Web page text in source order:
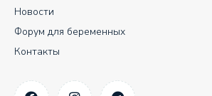
Новости
Форум для беременных
Контакты